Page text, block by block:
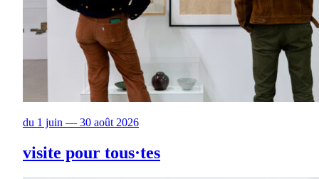
du 1 juin — 30 août 2026
visite pour tous·tes